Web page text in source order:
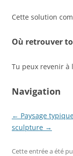
Cette solution
Où retrouver
Tu peux revenir à
Navigation
← Paysage
sculpture →
Cette entrée a été